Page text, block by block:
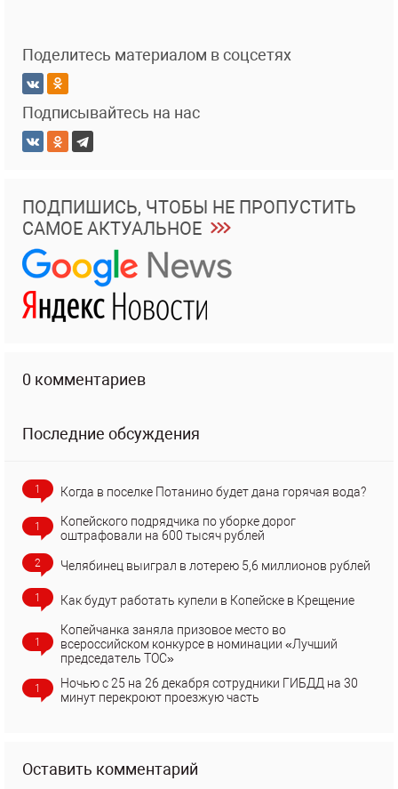
Поделитесь материалом в соцсетях
Подписывайтесь на нас
ПОДПИШИСЬ, ЧТОБЫ НЕ ПРОПУСТИТЬ
САМОЕ АКТУАЛЬНОЕ
0 комментариев
Последние обсуждения
1 Когда в поселке Потанино будет дана горячая вода?
1
Копейского подрядчика по уборке дорог
оштрафовали на 600 тысяч рублей
2 Челябинец выиграл в лотерею 5,6 миллионов рублей
1 Как будут работать купели в Копейске в Крещение
1
Копейчанка заняла призовое место во
всероссийском конкурсе в номинации «Лучший
председатель ТОС»
1
Ночью с 25 на 26 декабря сотрудники ГИБДД на 30
минут перекроют проезжую часть
Оставить комментарий